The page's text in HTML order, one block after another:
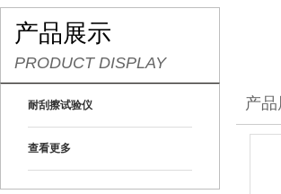
产品展示
PRODUCT DISPLAY
耐刮擦试验仪
查看更多
产